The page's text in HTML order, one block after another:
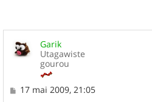
Garik
Utagawiste
gourou
M17 mai 2009, 21:05